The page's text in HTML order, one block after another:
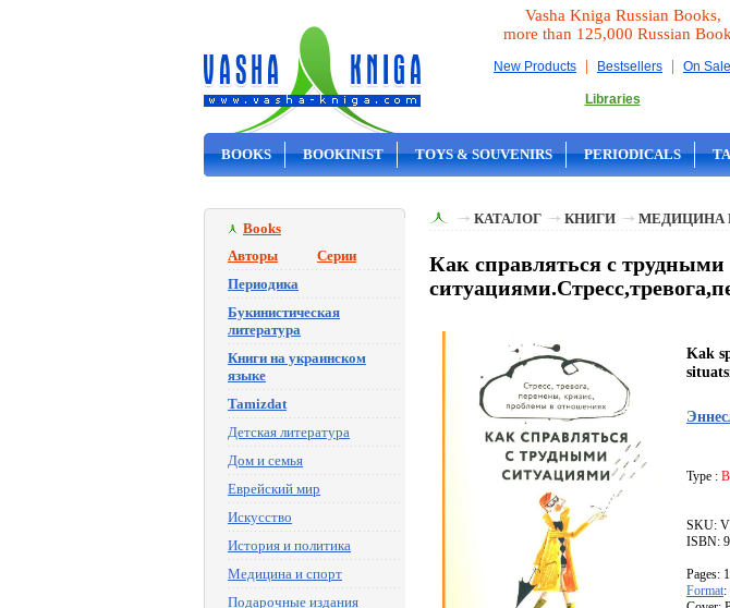
Vasha Kniga Russian Books,
more than 125,000 Russian
New Products | Bestsellers | On Sale
Libraries
BOOKS BOOKINIST TOYS & SOUVENIRS PERIODICALS
Books
Авторы
Серии
Периодика
Букинистическая
литература
Книги на украинском
языке
Tamizdat
Детская литература
Дом и семья
Еврейский мир
Искусство
История и политика
Медицина и спорт
Подарочные издания
КАТАЛОГ КНИГИ МЕДИЦИНА
Как справляться с трудными
Kak
Type :
SKU:
ISBN:
Pages:
Format: